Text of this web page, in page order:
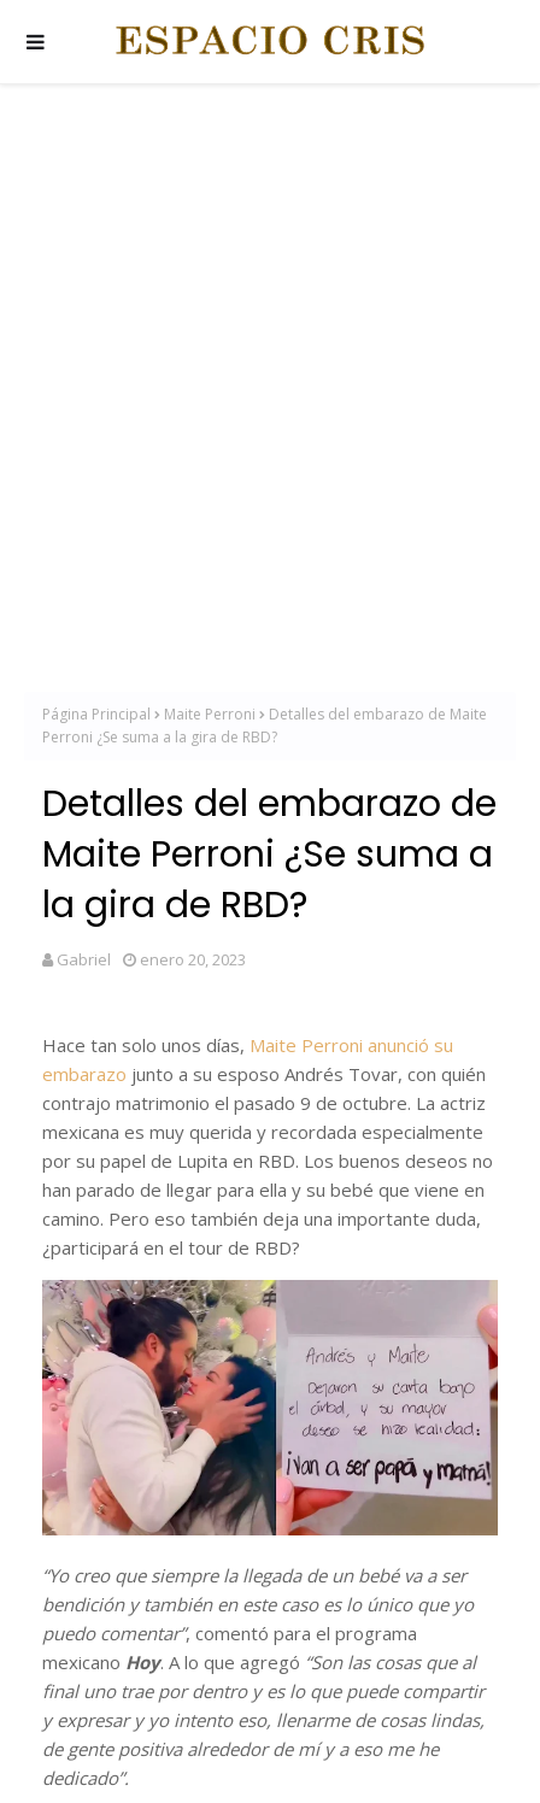
Página Principal Maite Perroni
Detalles del embarazo de Maite
Perroni ¿Se suma a la gira de RBD?
Detalles del embarazo de
Maite Perroni ¿Se suma a
la gira de RBD?
Gabriel enero 20, 2023
Hace tan solo unos días, Maite Perroni anunció su
embarazo junto a su esposo Andrés Tovar, con quién
contrajo matrimonio el pasado 9 de octubre. La actriz
mexicana es muy querida y recordada especialmente
por su papel de Lupita en RBD. Los buenos deseos no
han parado de llegar para ella y su bebé que viene en
camino. Pero eso también deja una importante duda,
¿participará en el tour de RBD?
“Yo creo que siempre la llegada de un bebé va a ser
bendición y también en este caso es lo único que yo
puedo comentar”, comentó para el programa
mexicano Hoy. A lo que agregó “Son las cosas que al
final uno trae por dentro y es lo que puede compartir
y expresar y yo intento eso, llenarme de cosas lindas,
de gente positiva alrededor de mí y a eso me he
dedicado”.